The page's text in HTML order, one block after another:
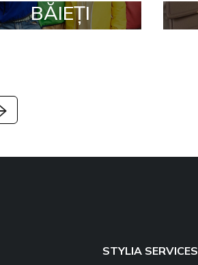
BĂIEȚI
STYLIA SERVICES